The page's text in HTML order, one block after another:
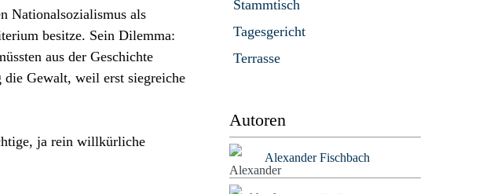
Nationalsozialismus als
besitze. Sein Dilemma:
aus der Geschichte
die Gewalt, weil erst siegreiche
ja rein willkürliche
Stammtisch
Tagesgericht
Terrasse
Autoren
Alexander Fischbach